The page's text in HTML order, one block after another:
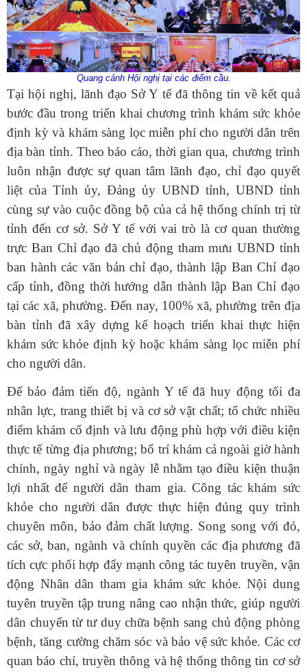
Quang cảnh Hội nghị tại các điểm cầu.
Tại hội nghị, lãnh đạo Sở Y tế đã thông tin về kết quả
bước đầu trong triển khai chương trình khám sức khỏe
định kỳ và khám sàng lọc miễn phí cho người dân trên
địa bàn tỉnh. Theo báo cáo, thời gian qua, chương trình
luôn nhận được sự quan tâm lãnh đạo, chỉ đạo quyết
liệt của Tỉnh ủy, Đảng ủy UBND tỉnh, UBND tỉnh
cùng sự vào cuộc đồng bộ của cả hệ thống chính trị từ
tỉnh đến cơ sở. Sở Y tế với vai trò là cơ quan thường
trực Ban Chỉ đạo đã chủ động tham mưu UBND tỉnh
ban hành các văn bản chỉ đạo, thành lập Ban Chỉ đạo
cấp tỉnh, đồng thời hướng dẫn thành lập Ban Chỉ đạo
tại các xã, phường. Đến nay, 100% xã, phường trên địa
bàn tỉnh đã xây dựng kế hoạch triển khai thực hiện
khám sức khỏe định kỳ hoặc khám sàng lọc miễn phí
cho người dân.
Để bảo đảm tiến độ, ngành Y tế đã huy động tối đa
nhân lực, trang thiết bị và cơ sở vật chất; tổ chức nhiều
điểm khám cố định và lưu động phù hợp với điều kiện
thực tế từng địa phương; bố trí khám cả ngoài giờ hành
chính, ngày nghỉ và ngày lễ nhằm tạo điều kiện thuận
lợi nhất để người dân tham gia. Công tác khám sức
khỏe cho người dân được thực hiện đúng quy trình
chuyên môn, bảo đảm chất lượng. Song song với đó,
các sở, ban, ngành và chính quyền các địa phương đã
tích cực phối hợp đẩy mạnh công tác tuyên truyền, vận
động Nhân dân tham gia khám sức khỏe. Nội dung
tuyên truyền tập trung nâng cao nhận thức, giúp người
dân chuyển từ tư duy chữa bệnh sang chủ động phòng
bệnh, tăng cường chăm sóc và bảo vệ sức khỏe. Các cơ
quan báo chí, truyền thông và hệ thống thông tin cơ sở